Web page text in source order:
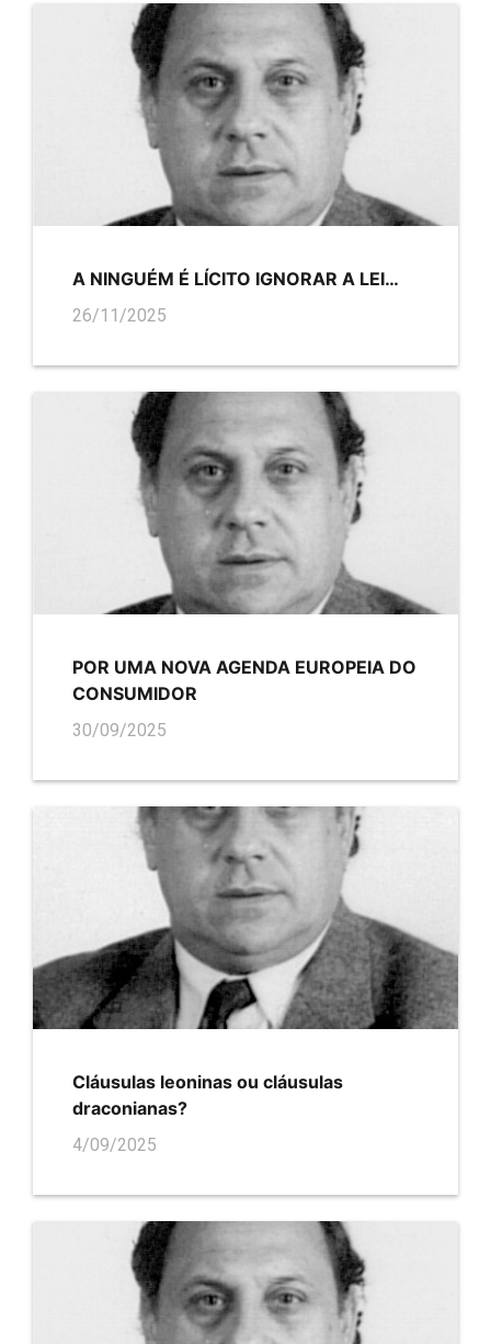
A NINGUÉM É LÍCITO IGNORAR A LEI…
26/11/2025
POR UMA NOVA AGENDA EUROPEIA DO
CONSUMIDOR
30/09/2025
Cláusulas leoninas ou cláusulas
draconianas?
4/09/2025